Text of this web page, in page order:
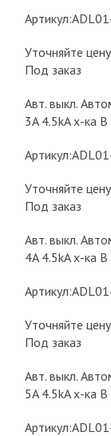
Уточняйте
Под заказ
Авт. выкл.
3A 4.5kA х-ка
Уточняйте
Под заказ
Авт. выкл.
4A 4.5kA х-ка
Уточняйте
Под заказ
Авт. выкл.
5A 4.5kA х-ка